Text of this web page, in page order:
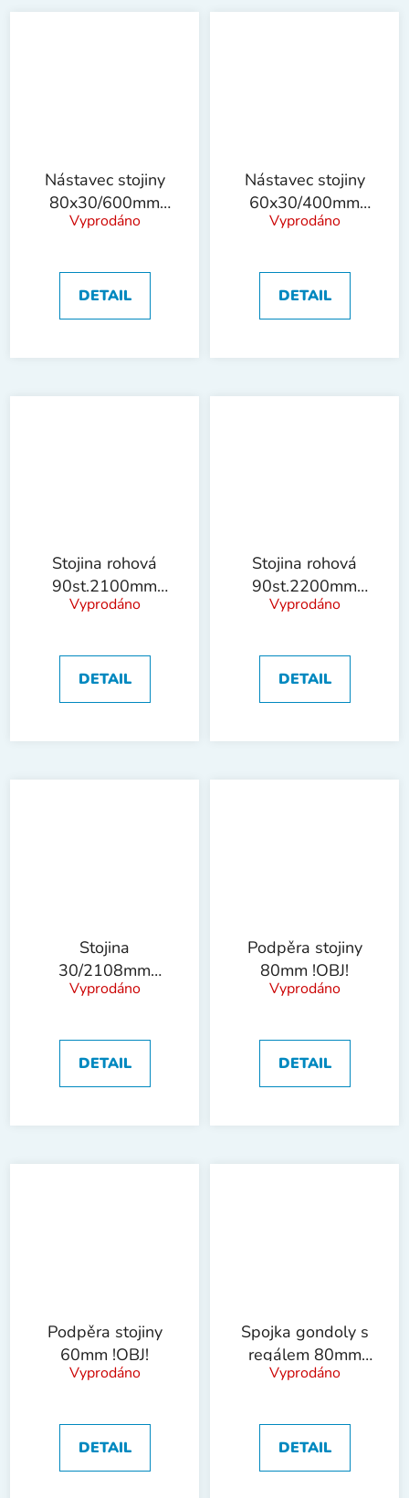
Nástavec stojiny
80x30/600mm
!OBJ!
Vyprodáno
DETAIL
Nástavec stojiny
60x30/400mm
!OBJ!
Vyprodáno
DETAIL
Stojina rohová
90st.2100mm
!OBJ!
Vyprodáno
DETAIL
Stojina rohová
90st.2200mm
!OBJ!
Vyprodáno
DETAIL
Stojina
30/2108mm
přední !OBJ!
Vyprodáno
DETAIL
Podpěra stojiny
80mm !OBJ!
Vyprodáno
DETAIL
Podpěra stojiny
60mm !OBJ!
Vyprodáno
DETAIL
Spojka gondoly s
regálem 80mm
!OBJ!
Vyprodáno
DETAIL